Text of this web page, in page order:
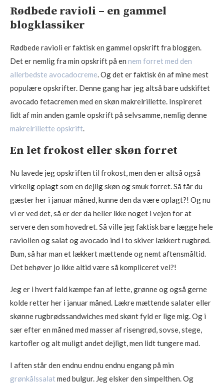
Rødbede ravioli – en gammel
blogklassiker
Rødbede ravioli er faktisk en gammel opskrift fra bloggen.
Det er nemlig fra min opskrift på en nem forret med den
allerbedste avocadocreme. Og det er faktisk én af mine mest
populære opskrifter. Denne gang har jeg altså bare udskiftet
avocado fetacremen med en skøn makrelrillette. Inspireret
lidt af min anden gamle opskrift på selvsamme, nemlig denne
makrelrillette opskrift.
En let frokost eller skøn forret
Nu lavede jeg opskriften til frokost, men den er altså også
virkelig oplagt som en dejlig skøn og smuk forret. Så får du
gæster her i januar måned, kunne den da være oplagt?! Og nu
vi er ved det, så er der da heller ikke noget i vejen for at
servere den som hovedret. Så ville jeg faktisk bare lægge hele
raviolien og salat og avocado ind i to skiver lækkert rugbrød.
Bum, så har man et lækkert mættende og nemt aftensmåltid.
Det behøver jo ikke altid være så kompliceret vel?!
Jeg er i hvert fald kæmpe fan af lette, grønne og også gerne
kolde retter her i januar måned. Lækre mættende salater eller
skønne rugbrødssandwiches med skønt fyld er lige mig. Og i
sær efter en måned med masser af risengrød, sovse, stege,
kartofler og alt muligt andet dejligt, men lidt tungere mad.
I aften står den endnu endnu endnu engang på min
grønkålssalat med bulgur. Jeg elsker den simpelthen. Og